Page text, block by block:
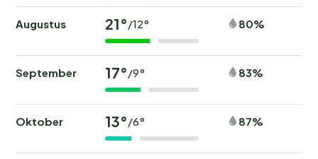
Augustus 21°/12° 80%
September 17°/9° 83%
Oktober 13°/6° 87%